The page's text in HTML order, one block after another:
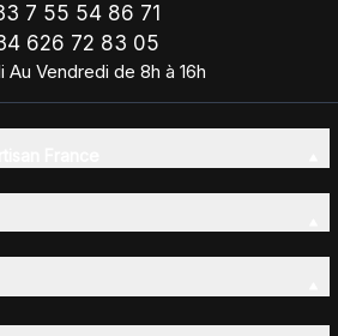
7 55 54 86 71
626 72 83 05
Au Vendredi de 8h à 16h